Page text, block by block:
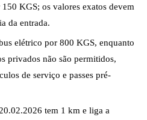
KGS; os valores exatos devem
da entrada.
elétrico por 800 KGS, enquanto
privados não são permitidos,
de serviço e passes pré-
tem 1 km e liga a